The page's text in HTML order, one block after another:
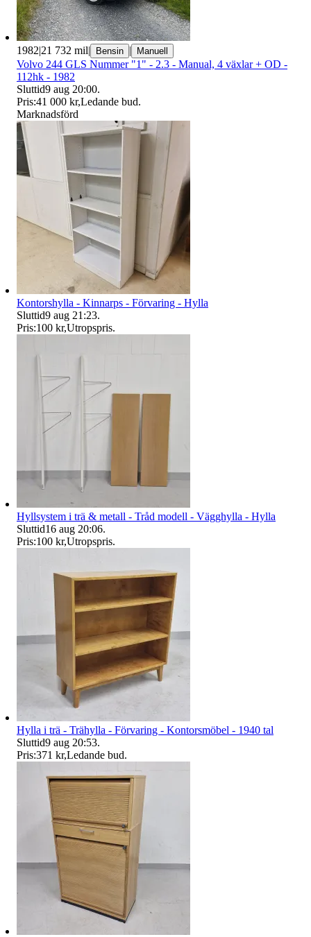
1982|21 732 mil| Bensin | Manuell
Volvo 244 GLS Nummer "1" - 2.3 - Manual, 4 växlar + OD -
112hk - 1982
Sluttid9 aug 20:00.
Pris:41 000 kr,Ledande bud.
Marknadsförd
Kontorshylla - Kinnarps - Förvaring - Hylla
Sluttid9 aug 21:23.
Pris:100 kr,Utropspris.
Hyllsystem i trä & metall - Tråd modell - Vägghylla - Hylla
Sluttid16 aug 20:06.
Pris:100 kr,Utropspris.
Hylla i trä - Trähylla - Förvaring - Kontorsmöbel - 1940 tal
Sluttid9 aug 20:53.
Pris:371 kr,Ledande bud.